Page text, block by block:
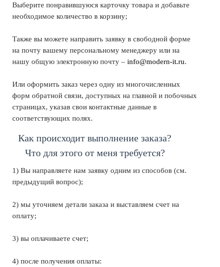
Выберите понравившуюся карточку товара и добавьте
необходимое количество в корзину;
Также вы можете направить заявку в свободной форме
на почту вашему персональному менеджеру или на
нашу общую электронную почту – info@modern-it.ru.
Или оформить заказ через одну из многочисленных
форм обратной связи, доступных на главной и побочных
страницах, указав свои контактные данные в
соответствующих полях.
Как происходит выполнение заказа?
Что для этого от меня требуется?
1) Вы направляете нам заявку одним из способов (см.
предыдущий вопрос);
2) мы уточняем детали заказа и выставляем счет на
оплату;
3) вы оплачиваете счет;
4) после получения оплаты: